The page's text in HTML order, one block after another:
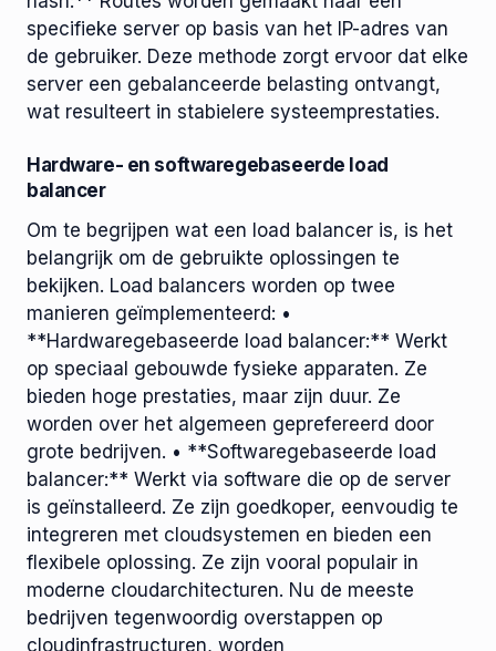
specifieke server op basis van het IP-adres van
de gebruiker. Deze methode zorgt ervoor dat elke
server een gebalanceerde belasting ontvangt,
wat resulteert in stabielere systeemprestaties.
Hardware- en softwaregebaseerde load
balancer
Om te begrijpen wat een load balancer is, is het
belangrijk om de gebruikte oplossingen te
bekijken. Load balancers worden op twee
manieren geïmplementeerd: •
**Hardwaregebaseerde load balancer:** Werkt
op speciaal gebouwde fysieke apparaten. Ze
bieden hoge prestaties, maar zijn duur. Ze
worden over het algemeen geprefereerd door
grote bedrijven. • **Softwaregebaseerde load
balancer:** Werkt via software die op de server
is geïnstalleerd. Ze zijn goedkoper, eenvoudig te
integreren met cloudsystemen en bieden een
flexibele oplossing. Ze zijn vooral populair in
moderne cloudarchitecturen. Nu de meeste
bedrijven tegenwoordig overstappen op
cloudinfrastructuren, worden